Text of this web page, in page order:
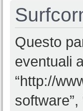
Questo
eventuali
“http://
software”,